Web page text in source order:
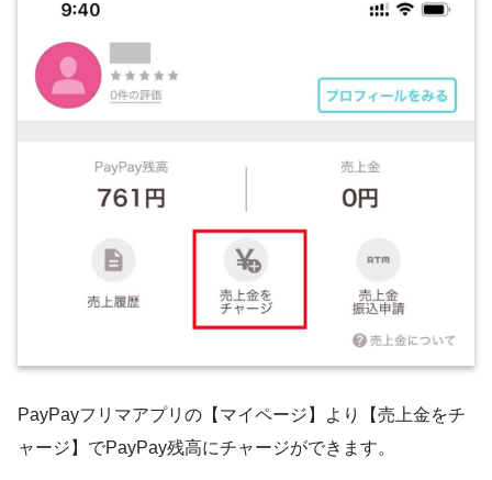
PayPayフリマアプリの【マイページ】より【売上金をチ
ャージ】でPayPay残高にチャージができます。